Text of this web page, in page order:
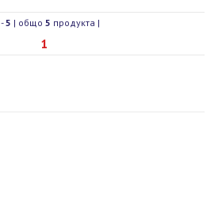
-5 | общо 5 продукта |
1